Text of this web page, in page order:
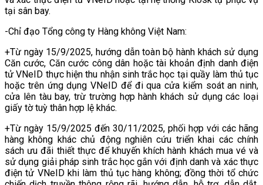
tại sân bay.
-Chỉ đạo Tổng công ty Hàng không Việt Nam:
+Từ ngày 15/9/2025, hướng dẫn toàn bộ hành khách sử dụng
Căn cước, Căn cước công dân hoặc tài khoản định danh điện
tử VNeID thực hiện thu nhận sinh trắc học tại quầy làm thủ tục
hoặc trên ứng dụng VNeID để đi qua cửa kiểm soát an ninh,
cửa lên tàu bay, trừ trường hợp hành khách sử dụng các loại
giấy tờ tuỳ thân hợp lệ khác.
+Từ ngày 15/9/2025 đến 30/11/2025, phối hợp với các hãng
hàng không khác chủ động nghiên cứu triển khai các chính
sách ưu đãi thiết thực để khuyến khích hành khách mua vé và
sử dụng giải pháp sinh trắc học gắn với định danh và xác thực
điện tử VNeID khi làm thủ tục hàng không; đồng thời tổ chức